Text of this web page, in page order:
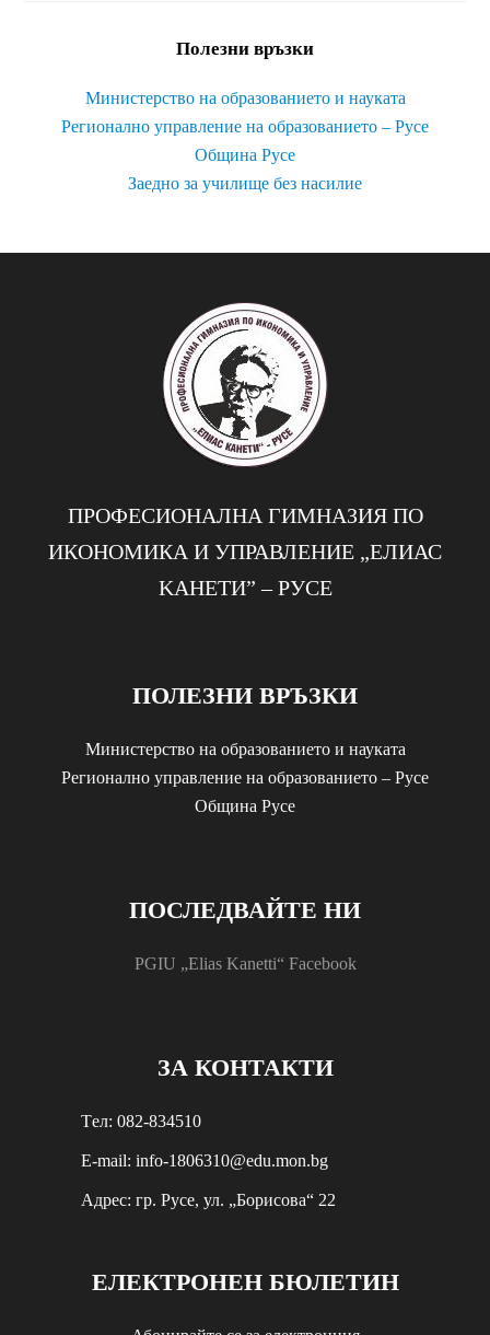
Полезни връзки
Министерство на образованието и науката
Регионално управление на образованието – Русе
Община Русе
Заедно за училище без насилие
ПРОФЕСИОНАЛНА ГИМНАЗИЯ ПО
ИКОНОМИКА И УПРАВЛЕНИЕ „EЛИАС
KАНЕТИ” – РУСЕ
ПОЛЕЗНИ ВРЪЗКИ
Министерство на образованието и науката
Регионално управление на образованието – Русе
Община Русе
ПОСЛЕДВАЙТЕ НИ
PGIU „Elias Kanetti“ Facebook
ЗА КОНТАКТИ
Tел: 082-834510
E-mail: info-1806310@edu.mon.bg
Aдрес: гр. Русе, ул. „Борисова“ 22
ЕЛЕКТРОНЕН БЮЛЕТИН